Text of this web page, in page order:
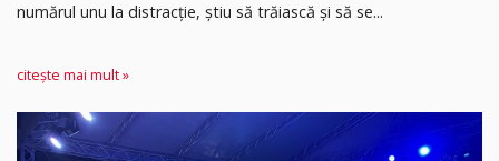
numărul unu la distracție, știu să trăiască și să se...
citește mai mult »